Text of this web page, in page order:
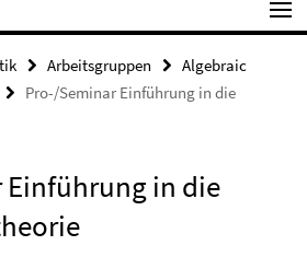
Arbeitsgruppen
Algebraic
Pro-/Seminar Einführung in die
Einführung in die